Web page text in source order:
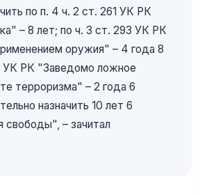
по п. 4 ч. 2 ст. 261 УК РК
– 8 лет; по ч. 3 ст. 293 УК РК
оружия" – 4 года 8
УК РК "Заведомо ложное
терроризма" – 2 года 6
назначить 10 лет 6
свободы", – зачитал